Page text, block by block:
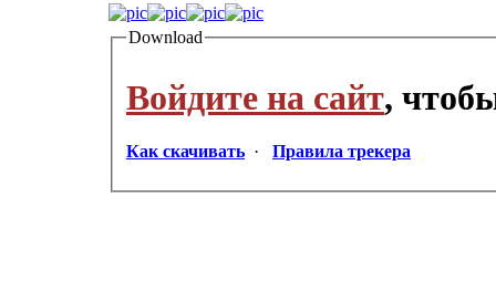
Download
Войдите на сайт,
Как скачивать · Правила трекера